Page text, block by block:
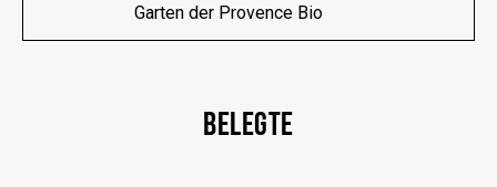
Garten der Provence Bio
BELEGTE